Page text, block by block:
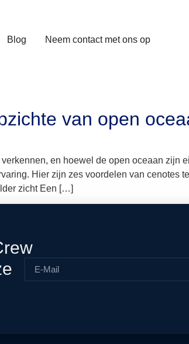
Blog Neem contact met ons op
van open
en hoewel de open oceaan zijn
Hier zijn zes voordelen van cenotes
zicht Een […]